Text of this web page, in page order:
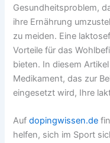
Gesundheitsproblem,
ihre Ernährung
zu meiden. Eine
Vorteile für das
bieten. In diesem
Medikament, das zur
eingesetzt wird, Ihre
Aufdopingwissen.de
helfen, sich im Sport